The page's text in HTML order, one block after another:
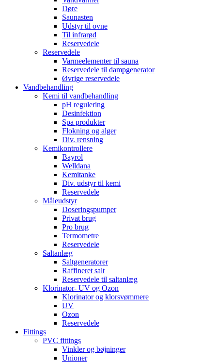
Døre
Saunasten
Udstyr til ovne
Til infrarød
Reservedele
Reservedele
Varmeelementer til sauna
Reservedele til dampgenerator
Øvrige reservedele
Vandbehandling
Kemi til vandbehandling
pH regulering
Desinfektion
Spa produkter
Flokning og alger
Div. rensning
Kemikontrollere
Bayrol
Welldana
Kemitanke
Div. udstyr til kemi
Reservedele
Måleudstyr
Doseringspumper
Privat brug
Pro brug
Termometre
Reservedele
Saltanlæg
Saltgeneratorer
Raffineret salt
Reservedele til saltanlæg
Klorinator- UV og Ozon
Klorinator og klorsvømmere
UV
Ozon
Reservedele
Fittings
PVC fittings
Vinkler og bøjninger
Unioner